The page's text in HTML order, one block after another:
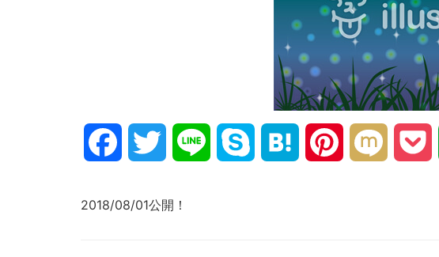
FacebookTwitter Line Skype Hatena Pinterest Mixi
2018/08/01公開！